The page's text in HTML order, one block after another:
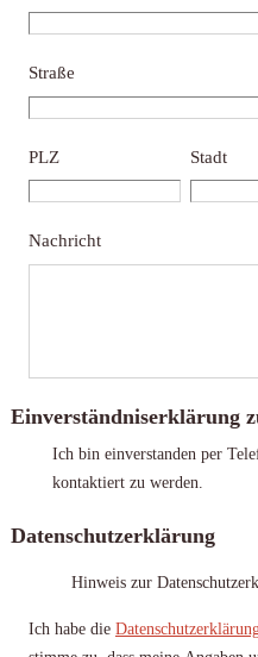
Straße
PLZ Stadt
Nachricht
Einverständniserklärung
Ich bin einverstanden per
kontaktiert zu werden.
Datenschutzerklärung
Hinweis zur
Ich habe die